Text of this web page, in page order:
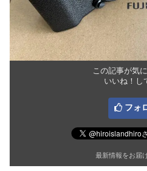
この記事が気
いいね！し
フォ
最新情報をお届